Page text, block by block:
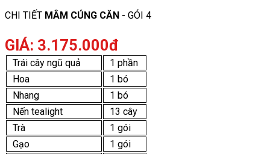
CHI TIẾT MÂM CÚNG CĂN - GÓI 4
GIÁ: 3.175.000đ
Trái cây ngũ quả
1 phần
Hoa
1 bó
Nhang
1 bó
Nến tealight
13 cây
Trà
1 gói
Gạo
1 gói